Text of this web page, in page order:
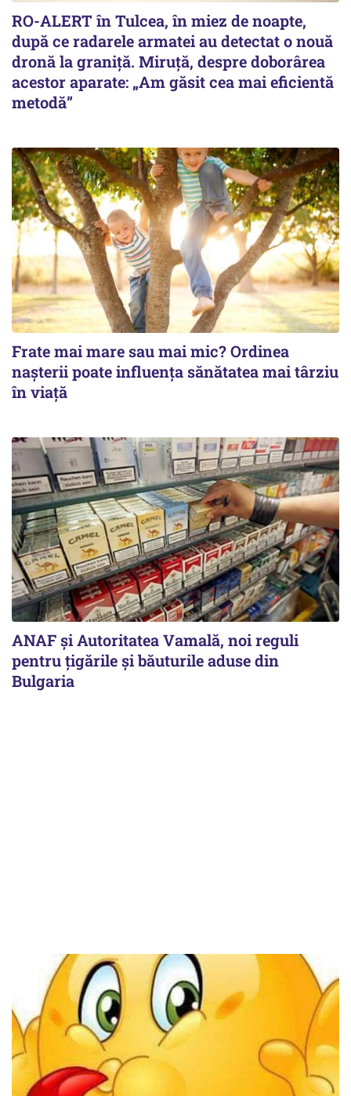
RO-ALERT în Tulcea, în miez de noapte,
după ce radarele armatei au detectat o nouă
dronă la graniță. Miruță, despre doborârea
acestor aparate: „Am găsit cea mai eficientă
metodă”
Frate mai mare sau mai mic? Ordinea
nașterii poate influența sănătatea mai târziu
în viață
ANAF și Autoritatea Vamală, noi reguli
pentru țigările și băuturile aduse din
Bulgaria